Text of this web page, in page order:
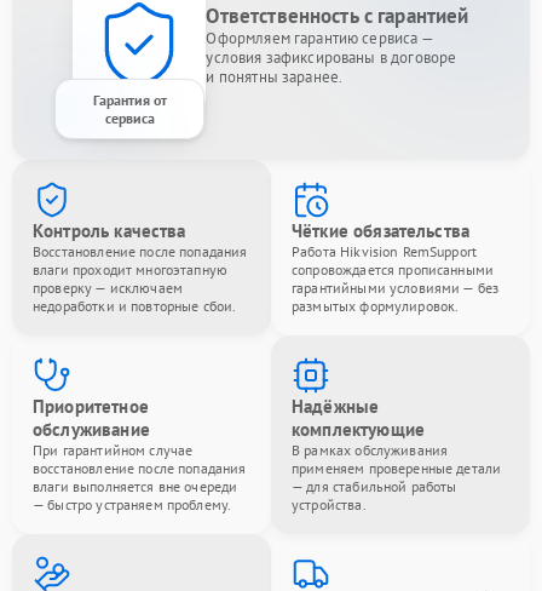
Гарантия от
сервиса
Ответственность с гарантией
Оформляем гарантию сервиса —
условия зафиксированы в договоре
и понятны заранее.
Контроль качества
Восстановление после попадания
влаги проходит многоэтапную
проверку — исключаем
недоработки и повторные сбои.
Чёткие обязательства
Работа Hikvision RemSupport
сопровождается прописанными
гарантийными условиями — без
размытых формулировок.
Приоритетное
обслуживание
При гарантийном случае
восстановление после попадания
влаги выполняется вне очереди
— быстро устраняем проблему.
Надёжные
комплектующие
В рамках обслуживания
применяем проверенные детали
— для стабильной работы
устройства.